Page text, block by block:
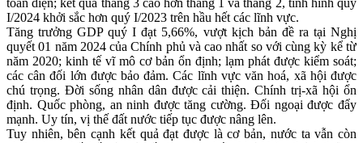
toàn diện; kết quả tháng 3 cao hơn tháng 1 và tháng 2, tình hình quý
I/2024 khởi sắc hơn quý I/2023 trên hầu hết các lĩnh vực.
Tăng trưởng GDP quý I đạt 5,66%, vượt kịch bản đề ra tại Nghị
quyết 01 năm 2024 của Chính phủ và cao nhất so với cùng kỳ kể từ
năm 2020; kinh tế vĩ mô cơ bản ổn định; lạm phát được kiểm soát;
các cân đối lớn được bảo đảm. Các lĩnh vực văn hoá, xã hội được
chú trọng. Đời sống nhân dân được cải thiện. Chính trị-xã hội ổn
định. Quốc phòng, an ninh được tăng cường. Đối ngoại được đẩy
mạnh. Uy tín, vị thế đất nước tiếp tục được nâng lên.
Tuy nhiên, bên cạnh kết quả đạt được là cơ bản, nước ta vẫn còn